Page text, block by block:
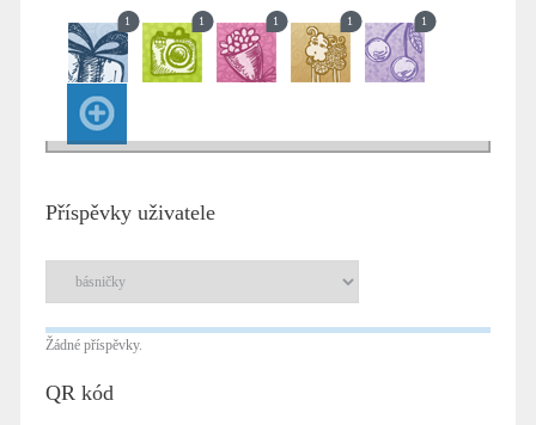
1 1 1 1 1
Příspěvky uživatele
Žádné příspěvky.
QR kód